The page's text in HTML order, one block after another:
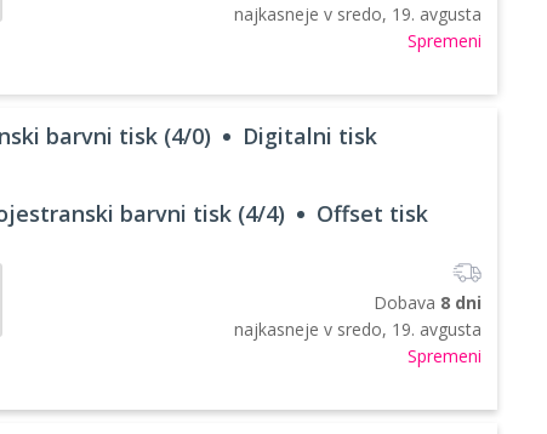
najkasneje v sredo, 19. avgusta
Spremeni
barvni tisk (4/0) Digitalni tisk
barvni tisk (4/4) Offset tisk
Dobava 8 dni
najkasneje v sredo, 19. avgusta
Spremeni